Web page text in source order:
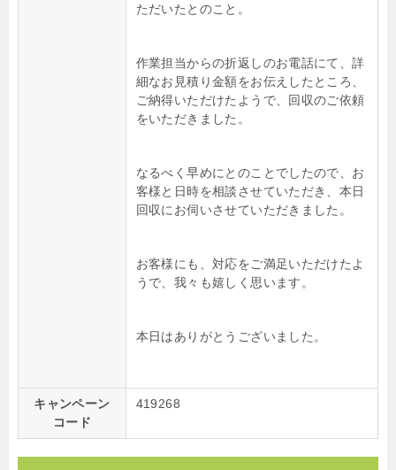
ただいたとのこと。
作業担当からの折返しのお電話にて、詳
細なお見積り金額をお伝えしたところ、
ご納得いただけたようで、回収のご依頼
をいただきました。
なるべく早めにとのことでしたので、お
客様と日時を相談させていただき、本日
回収にお伺いさせていただきました。
お客様にも、対応をご満足いただけたよ
うで、我々も嬉しく思います。
本日はありがとうございました。
キャンペーン
コード
419268